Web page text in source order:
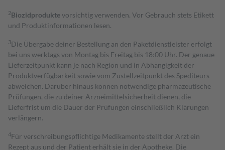
2Biozidproduktevorsichtig verwenden. Vor Gebrauch stets Etikett
und Produktinformationen lesen.
3Die Übergabe deiner Bestellung an den Paketdienstleister erfolgt
bei uns werktags von Montag bis Freitag bis 18:00 Uhr. Der genaue
Lieferzeitpunkt kann je nach Region und in Abhängigkeit der
Produktverfügbarkeit sowie vom Zustellzeitpunkt des Spediteurs
abweichen. Darüber hinaus können notwendige pharmazeutische
Prüfungen, die zu deiner Arzneimittelsicherheit dienen, die
Lieferfrist um die Dauer der Prüfungen einschließlich Klärungen
verlängern.
4Für verschreibungspflichtige Medikamente stellt der Arzt ein
Rezept aus und der Patient erhält sie in der Apotheke. Die